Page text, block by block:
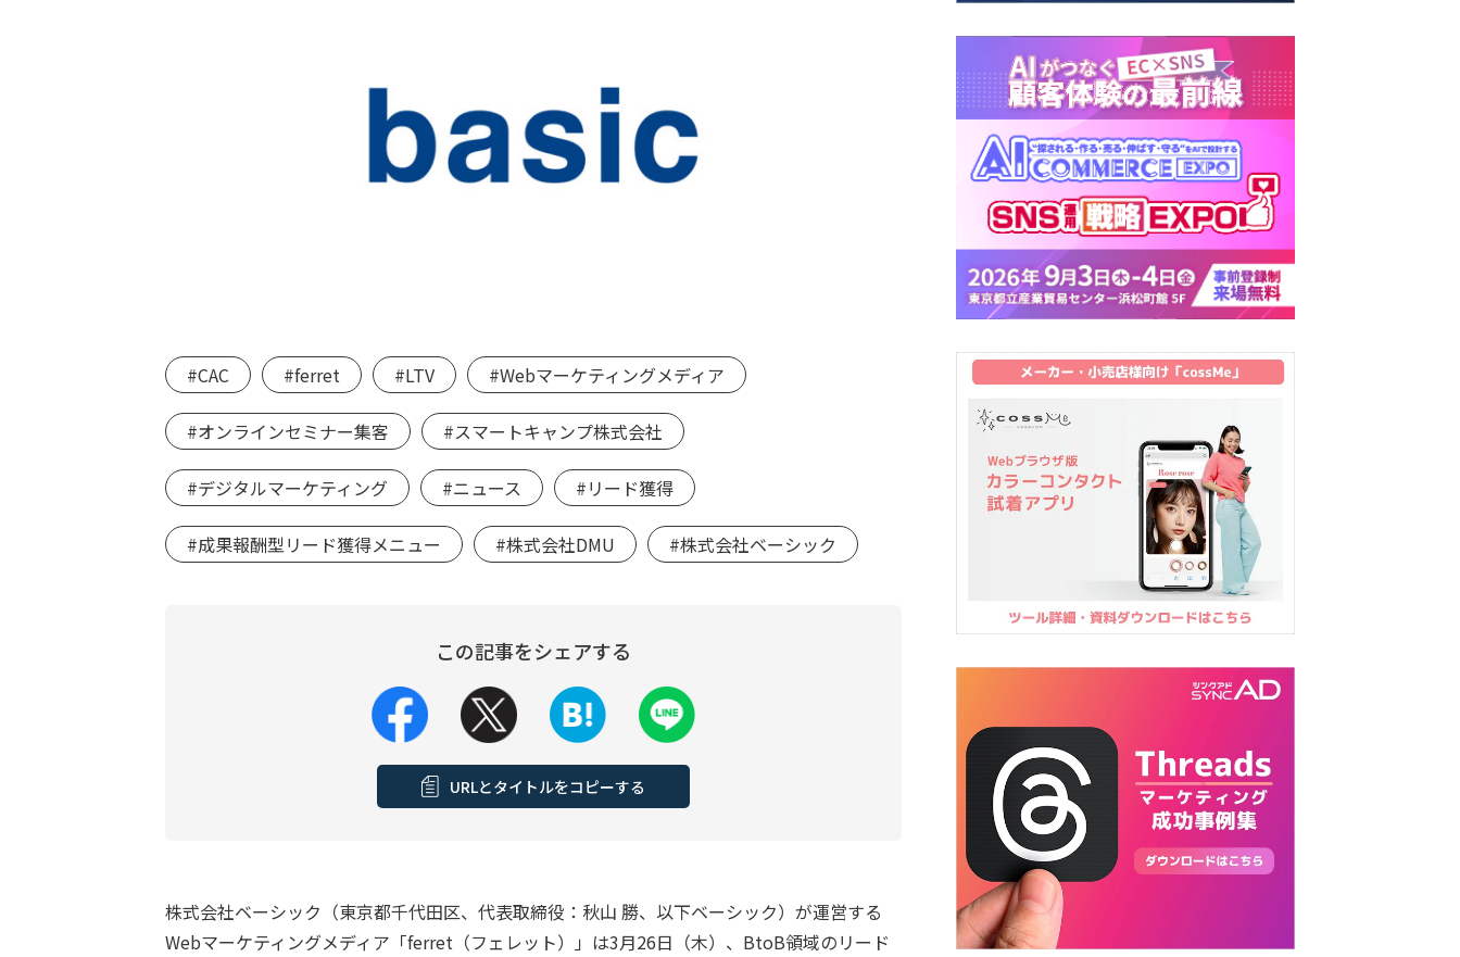
#CAC #ferret #LTV #Webマーケティングメディア
#オンラインセミナー集客 #スマートキャンプ株式会社
#デジタルマーケティング #ニュース #リード獲得
#成果報酬型リード獲得メニュー #株式会社DMU #株式会社ベーシック
この記事をシェアする
URLとタイトルをコピーする
株式会社ベーシック（東京都千代田区、代表取締役：秋山 勝、以下ベーシック）が運営する
Webマーケティングメディア「ferret（フェレット）」は3月26日（木）、BtoB領域のリード